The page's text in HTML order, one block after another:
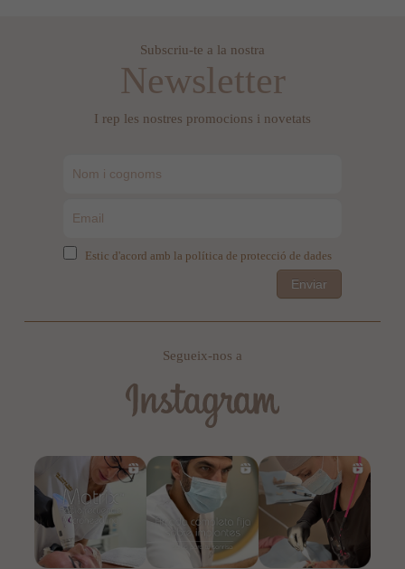
Subscriu-te a la nostra
Newsletter
I rep les nostres promocions i novetats
Estic d'acord amb la política de protecció de dades
Enviar
Segueix-nos a